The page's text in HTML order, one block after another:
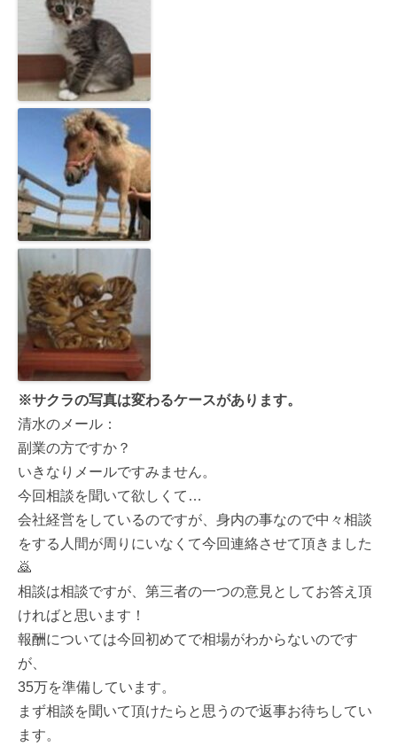
※サクラの写真は変わるケースがあります。
清水のメール：
副業の方ですか？
いきなりメールですみません。
今回相談を聞いて欲しくて…
会社経営をしているのですが、身内の事なので中々相談
をする人間が周りにいなくて今回連絡させて頂きました
🙇
相談は相談ですが、第三者の一つの意見としてお答え頂
ければと思います！
報酬については今回初めてで相場がわからないのです
が、
35万を準備しています。
まず相談を聞いて頂けたらと思うので返事お待ちしてい
ます。